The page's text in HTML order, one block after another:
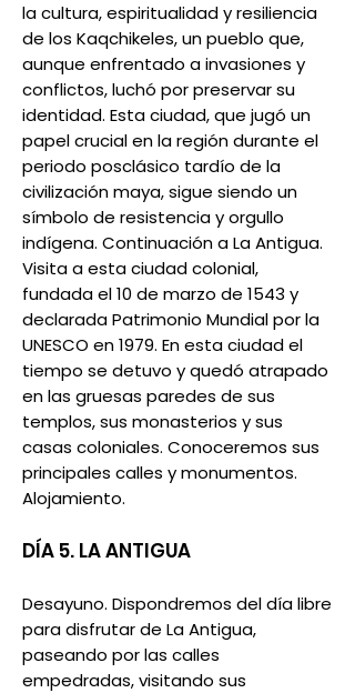
la cultura, espiritualidad y resiliencia
de los Kaqchikeles, un pueblo que,
aunque enfrentado a invasiones y
conflictos, luchó por preservar su
identidad. Esta ciudad, que jugó un
papel crucial en la región durante el
periodo posclásico tardío de la
civilización maya, sigue siendo un
símbolo de resistencia y orgullo
indígena. Continuación a La Antigua.
Visita a esta ciudad colonial,
fundada el 10 de marzo de 1543 y
declarada Patrimonio Mundial por la
UNESCO en 1979. En esta ciudad el
tiempo se detuvo y quedó atrapado
en las gruesas paredes de sus
templos, sus monasterios y sus
casas coloniales. Conoceremos sus
principales calles y monumentos.
Alojamiento.
DÍA 5. LA ANTIGUA
Desayuno. Dispondremos del día libre
para disfrutar de La Antigua,
paseando por las calles
empedradas, visitando sus